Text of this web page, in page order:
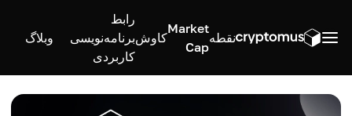
نقطه
Market
Cap
کاوش
رابط
برنامه‌نویسی
کاربردی
وبلاگ